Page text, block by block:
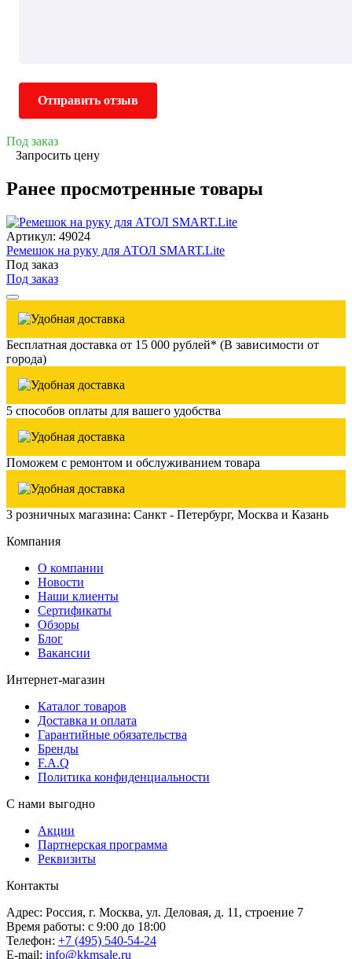
Отправить отзыв
Под заказ
Запросить цену
Ранее просмотренные товары
Артикул: 49024
Ремешок на руку для АТОЛ SMART.Lite
Под заказ
Под заказ
Бесплатная доставка от 15 000 рублей* (В зависимости от
города)
5 способов оплаты для вашего удобства
Поможем с ремонтом и обслуживанием товара
3 розничных магазина: Санкт - Петербург, Москва и Казань
Компания
О компании
Новости
Наши клиенты
Сертификаты
Обзоры
Блог
Вакансии
Интернет-магазин
Каталог товаров
Доставка и оплата
Гарантийные обязательства
Бренды
F.A.Q
Политика конфиденциальности
С нами выгодно
Акции
Партнерская программа
Реквизиты
Контакты
Адрес: Россия, г. Москва, ул. Деловая, д. 11, строение 7
Время работы: с 9:00 до 18:00
Телефон: +7 (495) 540-54-24
E-mail: info@kkmsale.ru